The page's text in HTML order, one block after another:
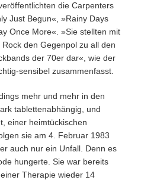
die Carpenters
Just Begun«, »Rainy Days
Once More«. »Sie stellten mit
den Gegenpol zu all den
der 70er dar«, wie der
sensibel zusammenfasst.
mehr und mehr in den
tablettenabhängig, und
einer heimtückischen
sie am 4. Februar 1983
auch nur ein Unfall. Denn es
hungerte. Sie war bereits
Therapie wieder 14